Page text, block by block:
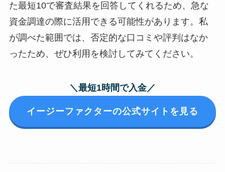
た最短10で審査結果を回答してくれるため、急な
資金調達の際に活用できる可能性があります。私
が調べた範囲では、否定的な口コミや評判はなか
ったため、ぜひ利用を検討してみてください。
＼最短1時間で入金／
イージーファクターの公式サイトを見る